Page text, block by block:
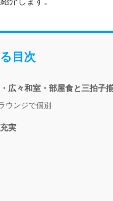
目次
広々和室・部屋食と三拍子
ウンジで個別
実